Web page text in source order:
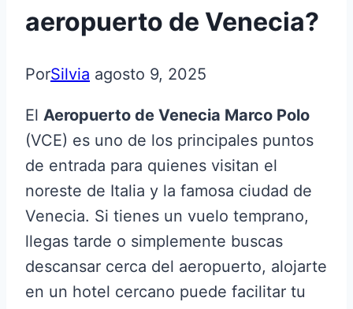
aeropuerto de Venecia?
PorSilvia agosto 9, 2025
El Aeropuerto de Venecia Marco Polo
(VCE) es uno de los principales puntos
de entrada para quienes visitan el
noreste de Italia y la famosa ciudad de
Venecia. Si tienes un vuelo temprano,
llegas tarde o simplemente buscas
descansar cerca del aeropuerto, alojarte
en un hotel cercano puede facilitar tu